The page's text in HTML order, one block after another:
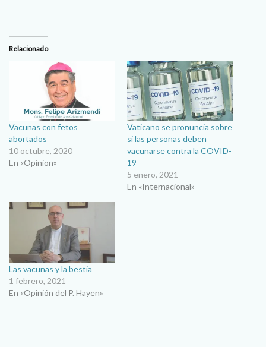
Relacionado
Vacunas con fetos
abortados
10 octubre, 2020
En «Opinion»
Vaticano se pronuncia sobre
si las personas deben
vacunarse contra la COVID-
19
5 enero, 2021
En «Internacional»
Las vacunas y la bestia
1 febrero, 2021
En «Opinión del P. Hayen»